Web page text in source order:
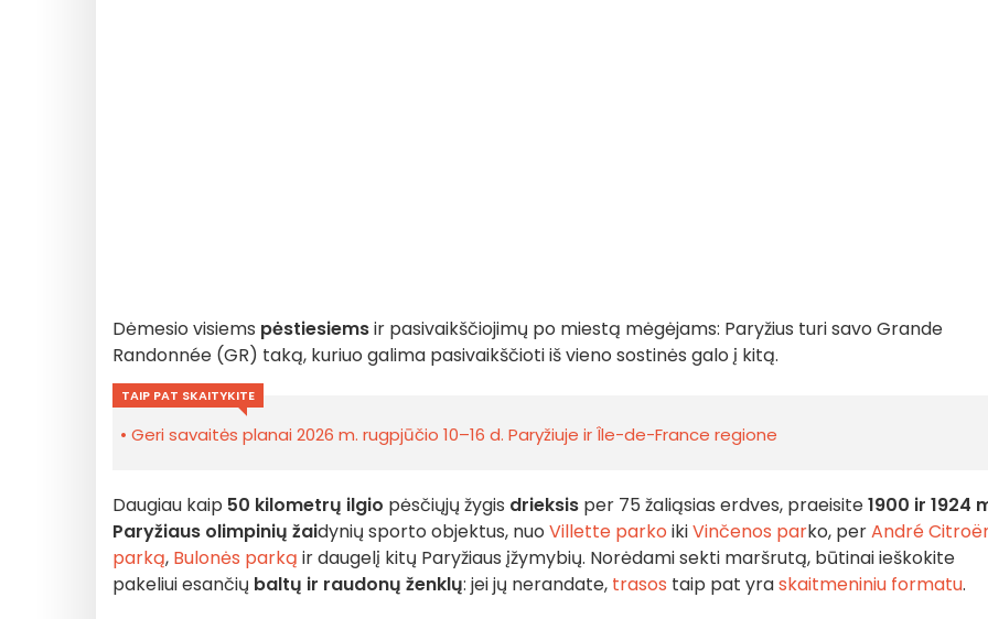
Dėmesio visiems pėstiesiemsir pasivaikščiojimų po miestą mėgėjams: Paryžius turi savo Grande
Randonnée (GR) taką, kuriuo galima pasivaikščioti iš vieno sostinės galo į kitą.
TAIP PAT SKAITYKITE
Geri savaitės planai 2026 m. rugpjūčio 10–16 d. Paryžiuje ir Île-de-France regione
Daugiau kaip 50 kilometrų ilgio pėsčiųjų žygis drieksis per 75 žaliąsias erdves, praeisite1900 ir 1924
Paryžiaus olimpinių žaidynių sporto objektus, nuo Villette parko ikiVinčenos parko, perAndré
parką, Bulonės parką ir daugelį kitų Paryžiaus įžymybių. Norėdami sekti maršrutą, būtinai ieškokite
pakeliui esančių baltų ir raudonų ženklų: jei jų nerandate, trasos taip pat yraskaitmeniniu formatu.